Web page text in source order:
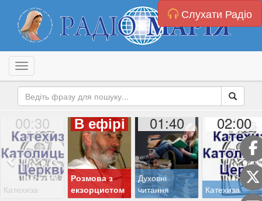
Слухати Радіо
Toggle navigation
00:30
Катехиза
В ефірі
Розмова з
екзорцистом
01:40
Духовні
читання
02:00
Катехиза